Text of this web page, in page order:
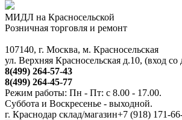
МИДЛ на Красносельской
Розничная торговля и ремонт
107140, г. Москва, м. Красносельская
ул. Верхняя Красносельская д.10, (вход со
8(499) 264-57-43
8(499) 264-45-77
Режим работы: Пн - Пт: с 8.00 - 17.00.
Суббота и Воскресенье - выходной.
г. Краснодар склад/магазин+7 (918) 171-